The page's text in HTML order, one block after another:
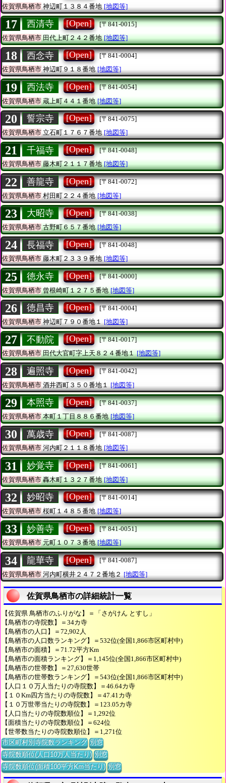
佐賀県鳥栖市 神辺町１３８４番地 [地図等]
17 西清寺 [Open]
[〒841-0015]
佐賀県鳥栖市田代上町２４２番地 [地図等]
18 西念寺 [Open]
[〒841-0004]
佐賀県鳥栖市神辺町９１８番地 [地図等]
19 西法寺 [Open]
[〒841-0054]
佐賀県鳥栖市蔵上町４４１番地 [地図等]
20 誓宗寺 [Open]
[〒841-0075]
佐賀県鳥栖市 立石町１７６７番地 [地図等]
21 千福寺 [Open]
[〒841-0048]
佐賀県鳥栖市藤木町２１１７番地 [地図等]
22 善龍寺 [Open]
[〒841-0072]
佐賀県鳥栖市 村田町２２４番地 [地図等]
23 大昭寺 [Open]
[〒841-0038]
佐賀県鳥栖市古野町６５７番地 [地図等]
24 長福寺 [Open]
[〒841-0048]
佐賀県鳥栖市藤木町２３３９番地 [地図等]
25 徳永寺 [Open]
[〒841-0000]
佐賀県鳥栖市曾根崎町１２７５番地 [地図等]
26 徳昌寺 [Open]
[〒841-0004]
佐賀県鳥栖市 神辺町７９０番地１ [地図等]
27 不動院 [Open]
[〒841-0017]
佐賀県鳥栖市田代大官町字上天８２４番地１ [地図等]
28 遍照寺 [Open]
[〒841-0042]
佐賀県鳥栖市 酒井西町３５０番地１ [地図等]
29 本照寺 [Open]
[〒841-0037]
佐賀県鳥栖市本町１丁目８８６番地 [地図等]
30 萬歳寺 [Open]
[〒841-0087]
佐賀県鳥栖市河内町２１１８番地 [地図等]
31 妙覚寺 [Open]
[〒841-0061]
佐賀県鳥栖市轟木町１３２７番地 [地図等]
32 妙昭寺 [Open]
[〒841-0014]
佐賀県鳥栖市 桜町１４８５番地 [地図等]
33 妙善寺 [Open]
[〒841-0051]
佐賀県鳥栖市元町１０７３番地 [地図等]
34 龍華寺 [Open]
[〒841-0087]
佐賀県鳥栖市 河内町横井２４７２番地２ [地図等]
佐賀県鳥栖市の詳細統計一覧
【佐賀県 鳥栖市のふりがな】＝「さがけん とすし」
【鳥栖市の寺院数】＝34カ寺
【鳥栖市の人口】＝72,902人
【鳥栖市の人口数ランキング】＝532位(全国1,866市区町村中)
【鳥栖市の面積】＝71.72平方Km
【鳥栖市の面積ランキング】＝1,145位(全国1,866市区町村中)
【鳥栖市の世帯数】＝27,630世帯
【鳥栖市の世帯数ランキング】＝543位(全国1,866市区町村中)
【人口１０万人当たりの寺院数】＝46.64カ寺
【１０Km四方当たりの寺院数】＝47.41カ寺
【１０万世帯当たりの寺院数】＝123.05カ寺
【人口当たりの寺院数順位】＝1,292位
【面積当たりの寺院数順位】＝624位
【世帯数当たりの寺院数順位】＝1,271位
市区町村別寺院数ランキング 別窓
寺院数順位(人口10万人当たり) 別窓
寺院数順位(面積100平方Km当たり) 別窓